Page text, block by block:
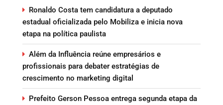
Ronaldo Costa tem candidatura a deputado
estadual oficializada pelo Mobiliza e inicia nova
etapa na política paulista
Além da Influência reúne empresários e
profissionais para debater estratégias de
crescimento no marketing digital
Prefeito Gerson Pessoa entrega segunda etapa da